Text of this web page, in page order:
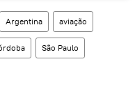
Argentina aviação
São Paulo